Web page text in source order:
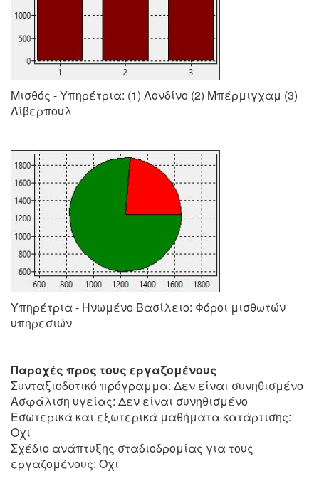
Μισθός - Υπηρέτρια: (1) Λονδίνο (2) Μπέρμιγχαμ (3)
Λίβερπουλ
Υπηρέτρια - Ηνωμένο Βασίλειο: Φόροι μισθωτών
υπηρεσιών
Παροχές προς τους εργαζομένους
Συνταξιοδοτικό πρόγραμμα: Δεν είναι συνηθισμένο
Ασφάλιση υγείας: Δεν είναι συνηθισμένο
Εσωτερικά και εξωτερικά μαθήματα κατάρτισης:
Οχι
Σχέδιο ανάπτυξης σταδιοδρομίας για τους
εργαζομένους: Οχι